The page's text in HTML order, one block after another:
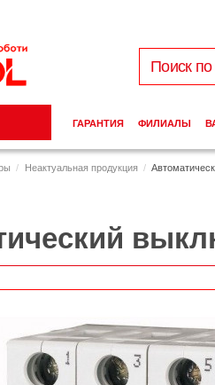
Неактуальная продукция
ГАРАНТИЯ ФИЛИАЛЫ